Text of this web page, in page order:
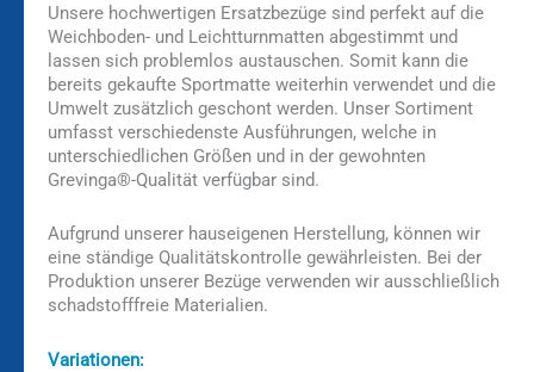
Unsere hochwertigen Ersatzbezüge sind perfekt auf die
Weichboden- und Leichtturnmatten abgestimmt und
lassen sich problemlos austauschen. Somit kann die
bereits gekaufte Sportmatte weiterhin verwendet und die
Umwelt zusätzlich geschont werden. Unser Sortiment
umfasst verschiedenste Ausführungen, welche in
unterschiedlichen Größen und in der gewohnten
Grevinga®-Qualität verfügbar sind.
Aufgrund unserer hauseigenen Herstellung, können wir
eine ständige Qualitätskontrolle gewährleisten. Bei der
Produktion unserer Bezüge verwenden wir ausschließlich
schadstofffreie Materialien.
Variationen: